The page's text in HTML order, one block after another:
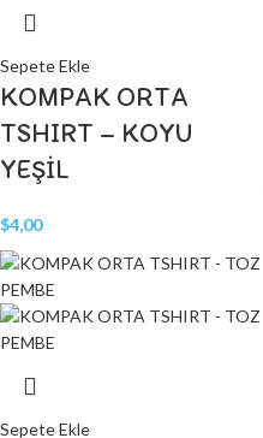
Sepete Ekle
KOMPAK ORTA
TSHIRT – KOYU
YEŞİL
$4,00
Sepete Ekle